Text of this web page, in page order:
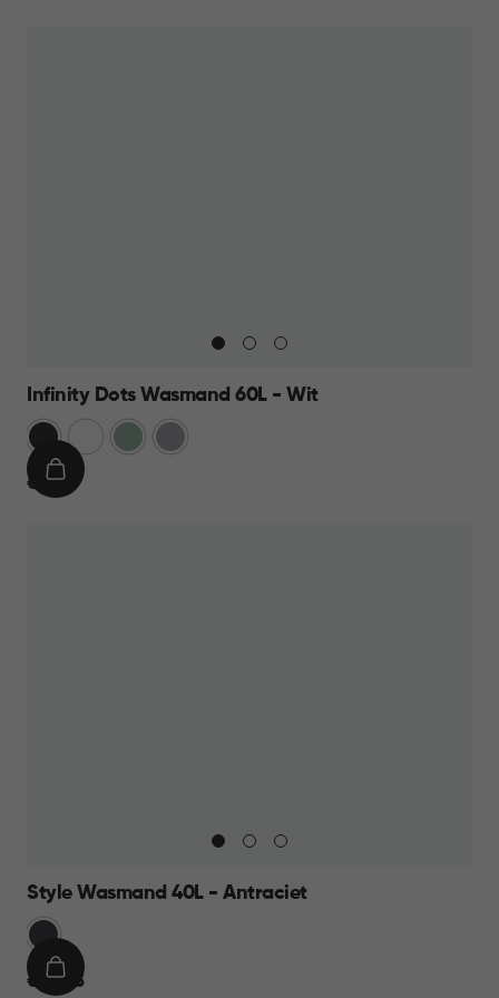
Infinity Dots Wasmand 60L - Wit
DonkergrijsGroenLicht
€
€ 19,95
IN
Style Wasmand 40L - Antraciet
Grijs
€
€ 24,95
IN